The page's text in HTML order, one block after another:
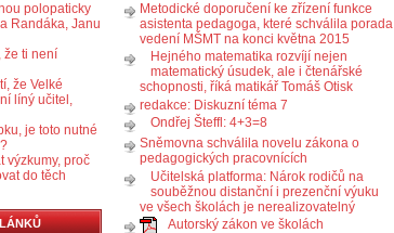
polopaticky
Randáka, Janu
že ti není
že Velké
líný učitel,
je toto nutné
výzkumy, proč
do těch
Metodické doporučení ke zřízení funkce
asistenta pedagoga, které schválila porada
vedení MŠMT na konci května 2015
Hejného matematika rozvíjí nejen
matematický úsudek, ale i čtenářské
schopnosti, říká matikář Tomáš Otisk
redakce: Diskuzní téma 7
Ondřej Šteffl: 4+3=8
Sněmovna schválila novelu zákona o
pedagogických pracovnících
Učitelská platforma: Nárok rodičů na
souběžnou distanční i prezenční výuku
ve všech školách je nerealizovatelný
Autorský zákon ve školách